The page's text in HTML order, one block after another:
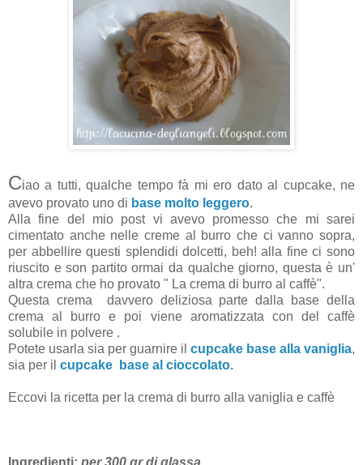
Ciao a tutti, qualche tempo fà mi ero dato al cupcake, ne
avevo provato uno di base molto leggero.
Alla fine del mio post vi avevo promesso che mi sarei
cimentato anche nelle creme al burro che ci vanno sopra,
per abbellire questi splendidi dolcetti, beh! alla fine ci sono
riuscito e son partito ormai da qualche giorno, questa è un'
altra crema che ho provato " La crema di burro al caffè".
Questa crema davvero deliziosa parte dalla base della
crema al burro e poi viene aromatizzata con del caffè
solubile in polvere .
Potete usarla sia per guarnire il cupcake base alla vaniglia,
sia per il cupcake base al cioccolato.
Eccovi la ricetta per la crema di burro alla vaniglia e caffè
Ingredienti: per 300 gr di glassa